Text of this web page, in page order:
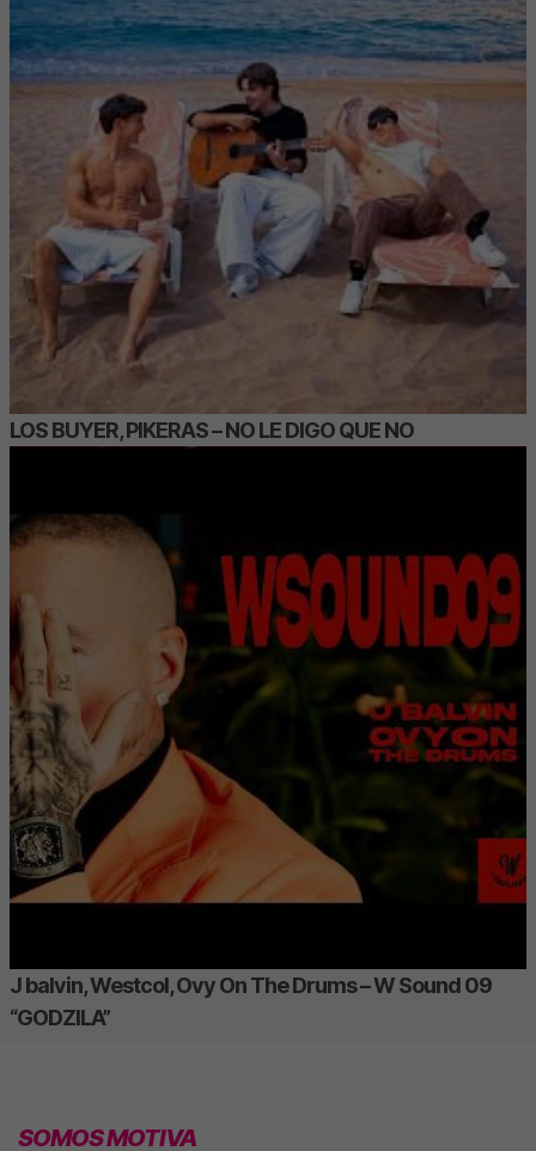
LOS BUYER, PIKERAS – NO LE DIGO QUE NO
J balvin, Westcol, Ovy On The Drums – W Sound 09
“GODZILA”
SOMOS MOTIVA